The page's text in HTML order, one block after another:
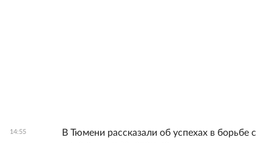
14:55
В Тюмени рассказали об успехах в борьбе с